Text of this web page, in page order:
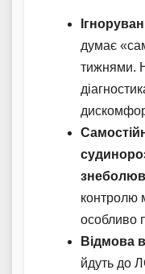
думає
тижнями.
контролю
особливо
Відмова
йдуть до